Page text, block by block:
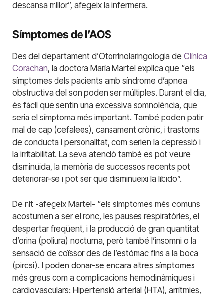
descansa millor”, afegeix la infermera.
Símptomes de l’AOS
Des del departament d’Otorrinolaringologia de Clínica
Corachan, la doctora María Martel explica que “els
símptomes dels pacients amb síndrome d’apnea
obstructiva del son poden ser múltiples. Durant el dia,
és fàcil que sentin una excessiva somnolència, que
seria el símptoma més important. També poden patir
mal de cap (cefalees), cansament crònic, i trastorns
de conducta i personalitat, com serien la depressió i
la irritabilitat. La seva atenció també es pot veure
disminuïda, la memòria de successos recents pot
deteriorar-se i pot ser que disminueixi la libido”.
De nit -afegeix Martel- “els símptomes més comuns
acostumen a ser el ronc, les pauses respiratòries, el
despertar freqüent, i la producció de gran quantitat
d’orina (poliura) nocturna, però també l’insomni o la
sensació de coïssor des de l’estómac fins a la boca
(pirosi). I poden donar-se encara altres símptomes
més greus com a complicacions hemodinàmiques i
cardiovasculars: Hipertensió arterial (HTA), arrítmies,